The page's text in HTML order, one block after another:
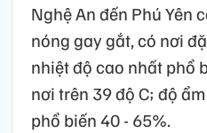
Nghệ An đến Phú Yên
nóng gay gắt, có nơi
nhiệt độ cao nhất phổ
nơi trên 39 độ C; độ
phổ biến 40 - 65%.